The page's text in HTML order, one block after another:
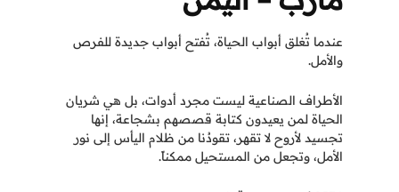
عندما تُغلق أبواب الحياة، تُفتح أبواب جديدة للفرص
والأمل.
الأطراف الصناعية ليست مجرد أدوات، بل هي شريان
الحياة لمن يعيدون كتابة قصصهم بشجاعة، إنها
تجسيد لأروح لا تقهر، تقودُنا من ظلام اليأس إلى نور
الأمل، وتجعل من المستحيل ممكناً.